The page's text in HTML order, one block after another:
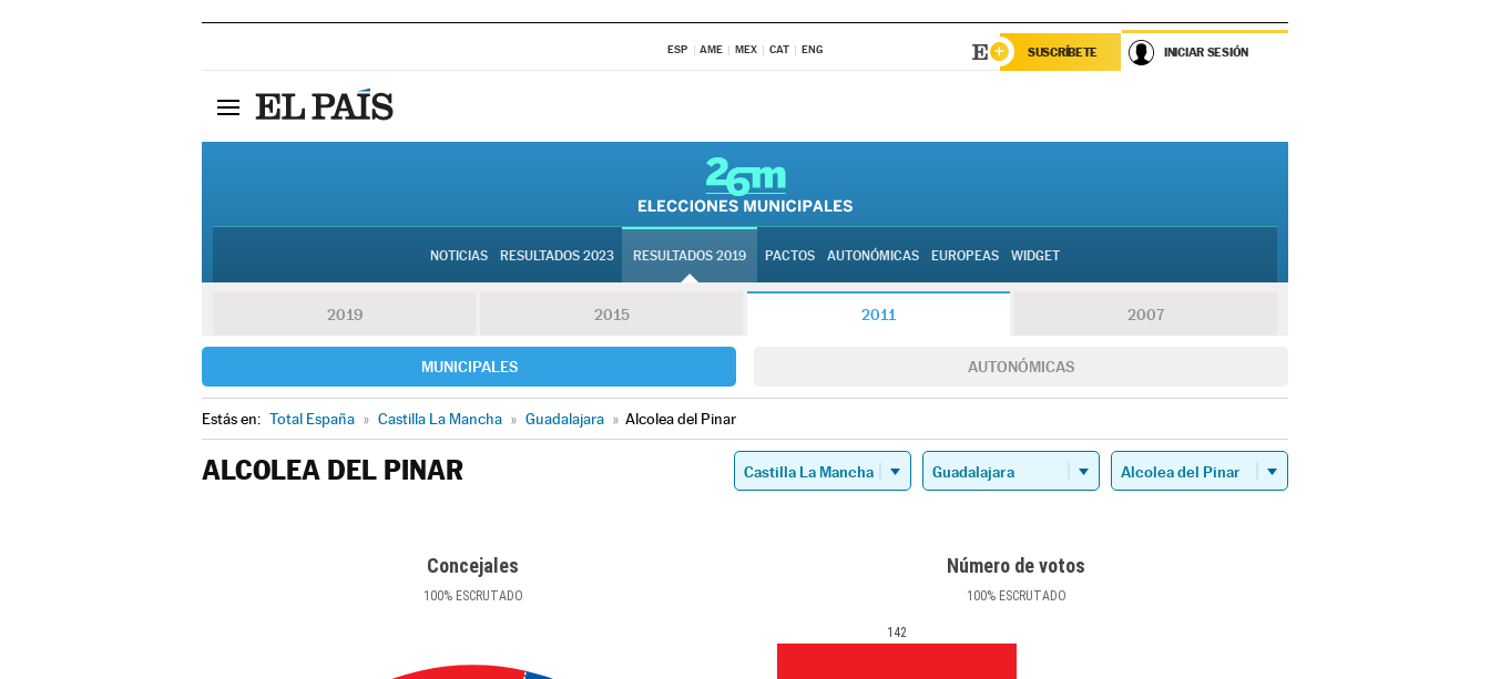
ESP AME MEX CAT ENG SUSCRÍBETE INICIAR SESIÓN
NOTICIAS RESULTADOS 2023 RESULTADOS 2019 PACTOS AUTONÓMICAS EUROPEAS WIDGET
2019 2015 2011 2007
MUNICIPALES AUTONÓMICAS
Estás en: Total España » Castilla La Mancha » Guadalajara » Alcolea del Pinar
ALCOLEA DEL PINAR
Concejales
100%ESCRUTADO
Número de votos
100%ESCRUTADO
142